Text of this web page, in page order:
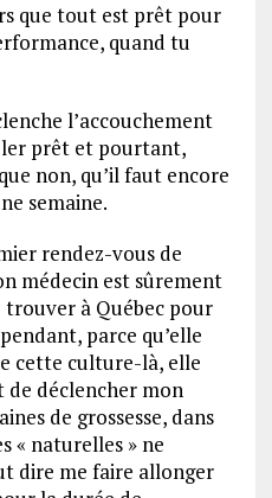
que tout est prêt pour
quand tu
l’accouchement
prêt et pourtant,
non, qu’il faut encore
semaine.
rendez-vous de
médecin est sûrement
trouver à Québec pour
parce qu’elle
cette culture-là, elle
déclencher mon
de grossesse, dans
« naturelles » ne
dire me faire allonger